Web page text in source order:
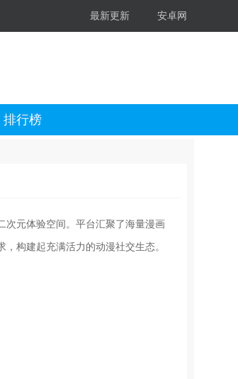
最新更新 安卓网
排行榜
次元体验空间。平台汇聚了海量漫画
构建起充满活力的动漫社交生态。